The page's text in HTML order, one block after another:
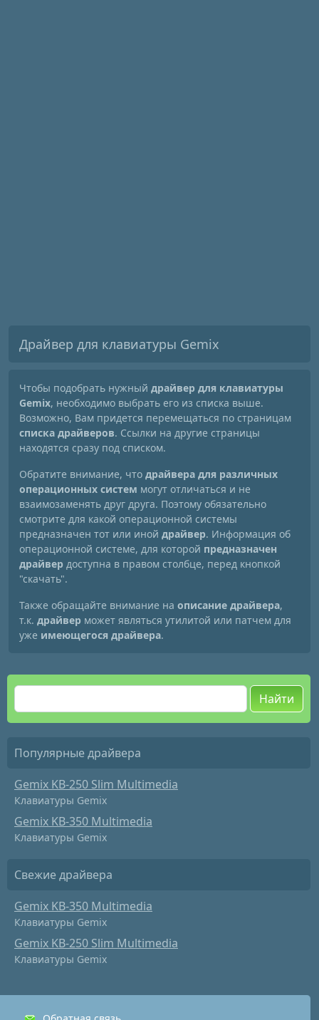
Драйвер для клавиатуры Gemix
Чтобы подобрать нужный драйвер для клавиатуры
Gemix, необходимо выбрать его из списка выше.
Возможно, Вам придется перемещаться по страницам
списка драйверов. Ссылки на другие страницы
находятся сразу под списком.
Обратите внимание, что драйвера для различных
операционных систем могут отличаться и не
взаимозаменять друг друга. Поэтому обязательно
смотрите для какой операционной системы
предназначен тот или иной драйвер. Информация об
операционной системе, для которой предназначен
драйвер доступна в правом столбце, перед кнопкой
"скачать".
Также обращайте внимание на описание драйвера,
т.к. драйвер может являться утилитой или патчем для
уже имеющегося драйвера.
Найти
Популярные драйвера
Gemix KB-250 Slim Multimedia
Клавиатуры Gemix
Gemix KB-350 Multimedia
Клавиатуры Gemix
Свежие драйвера
Gemix KB-350 Multimedia
Клавиатуры Gemix
Gemix KB-250 Slim Multimedia
Клавиатуры Gemix